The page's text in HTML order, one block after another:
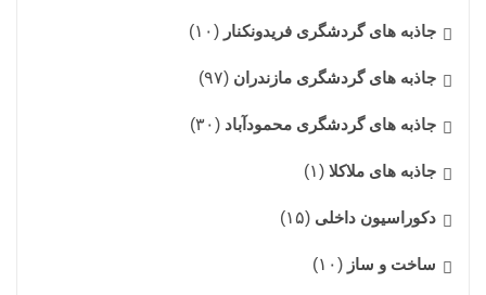
جاذبه های گردشگری فریدونکنار (۱۰)
جاذبه های گردشگری مازندران (۹۷)
جاذبه های گردشگری محمودآباد (۳۰)
جاذبه های ملاکلا (۱)
دکوراسیون داخلی (۱۵)
ساخت و ساز (۱۰)